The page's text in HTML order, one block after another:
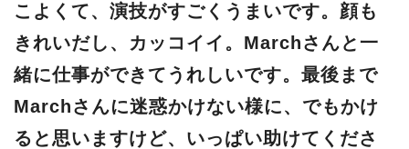
こよくて、演技がすごくうまいです。顔も
きれいだし、カッコイイ。Marchさんと一
緒に仕事ができてうれしいです。最後まで
Marchさんに迷惑かけない様に、でもかけ
ると思いますけど、いっぱい助けてくださ